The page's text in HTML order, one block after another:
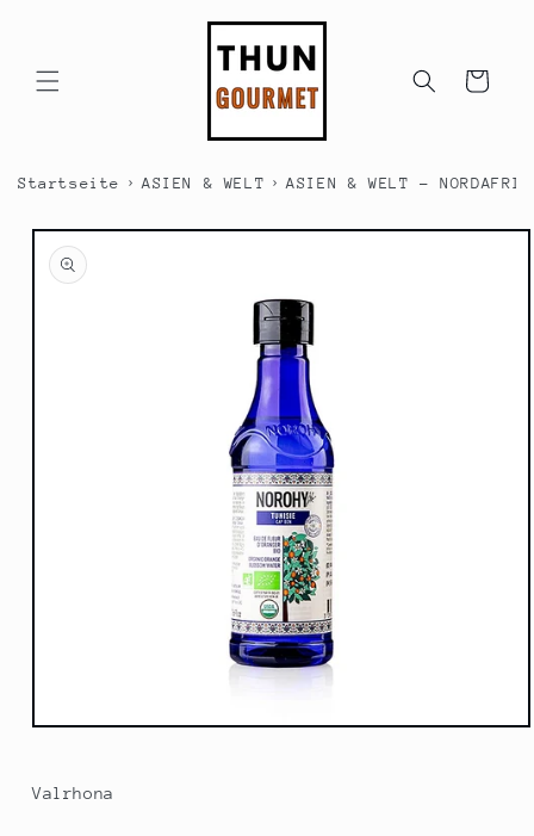
Warenkorb
Startseite › ASIEN & WELT › ASIEN & WELT -
Medien
Modal
öffnen
Valrhona